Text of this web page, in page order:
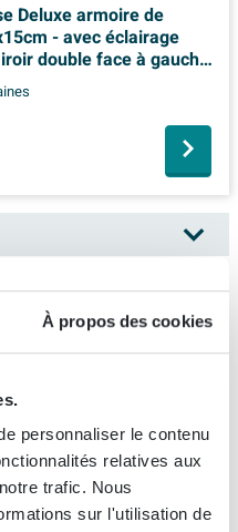
À propos des cookies
personnaliser le contenu
relatives aux
trafic. Nous
sur l'utilisation de
Deluxe armoire de
- avec éclairage
double face à gauche
toilette -
- 2 portes
et à droite - MFC
est un magnifique et
salle de bain. Avec ses
son éclairage intégré,
et utilisation pratique.
SW371719
8720359341990
Brauer
Promise
et de livraison